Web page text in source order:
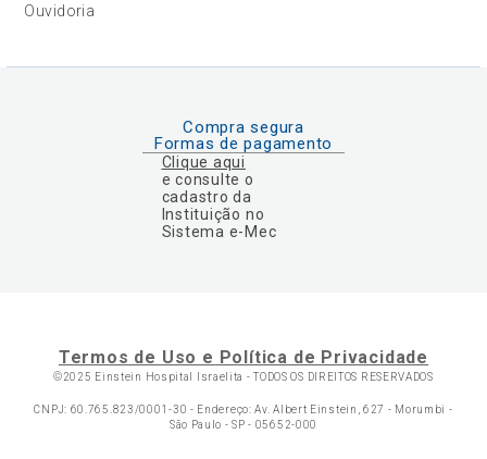
Ouvidoria
Compra segura
Formas de pagamento
Clique aqui
e consulte o
cadastro da
Instituição no
Sistema e-Mec
Termos de Uso e Política de Privacidade
©2025 Einstein Hospital Israelita -TODOS OS DIREITOS RESERVADOS
CNPJ: 60.765.823/0001-30 - Endereço: Av. Albert Einstein, 627 - Morumbi -
São Paulo - SP - 05652-000